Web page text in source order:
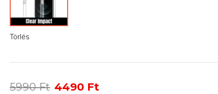
Törlés
5990Ft Original
4490 Ft